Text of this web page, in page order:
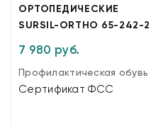
ОРТОПЕДИЧЕСКИЕ
SURSIL-ORTHO 65-242-2
7 980 руб.
Профилактическая обувь
Сертификат ФСС